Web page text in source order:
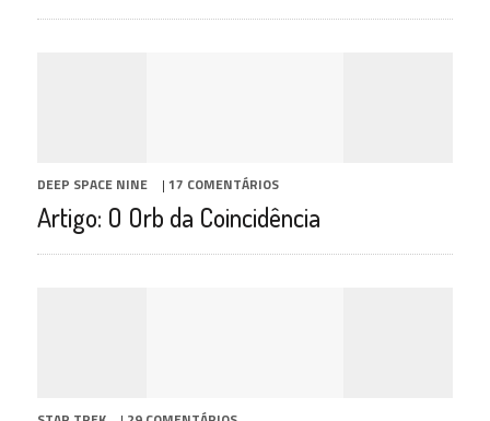
DEEP SPACE NINE | 17 COMENTÁRIOS
Artigo: O Orb da Coincidência